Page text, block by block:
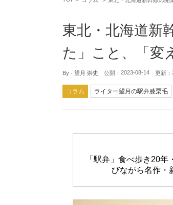
東北・北海道新
た」こと、「変
By - 望月 崇史 公開： 2023-08-14 更新：
コラム ライター望月の駅弁膝栗毛
「駅弁」食べ歩き20
びながら名作・